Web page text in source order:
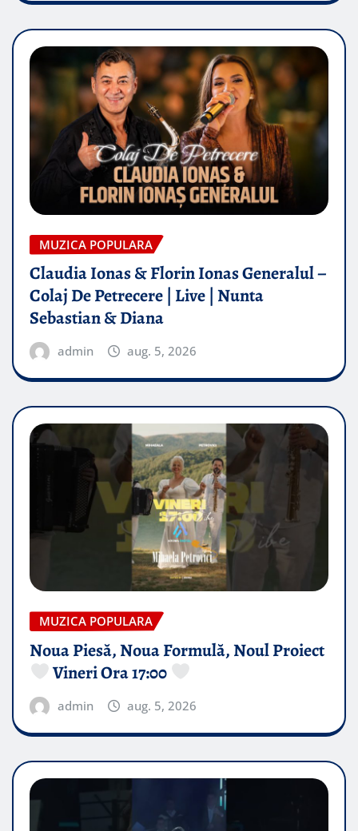
MUZICA POPULARA
Claudia Ionas & Florin Ionas Generalul –
Colaj De Petrecere | Live | Nunta
Sebastian & Diana
admin aug. 5, 2026
MUZICA POPULARA
Noua Piesă, Noua Formulă, Noul Proiect
Vineri Ora 17:00
admin aug. 5, 2026